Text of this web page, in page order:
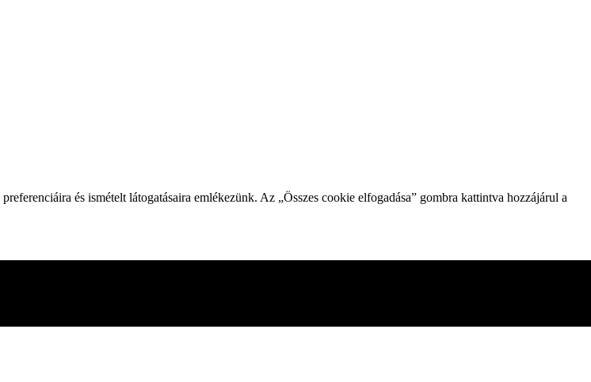
és ismételt látogatásaira emlékezünk. Az „Összes cookie elfogadása” gombra kattintva hozzájárul a